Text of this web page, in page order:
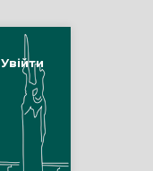
Увійти